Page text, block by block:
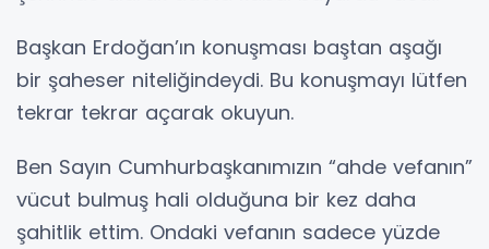
Başkan Erdoğan’ın konuşması baştan aşağı
bir şaheser niteliğindeydi. Bu konuşmayı lütfen
tekrar tekrar açarak okuyun.
Ben Sayın Cumhurbaşkanımızın “ahde vefanın”
vücut bulmuş hali olduğuna bir kez daha
şahitlik ettim. Ondaki vefanın sadece yüzde